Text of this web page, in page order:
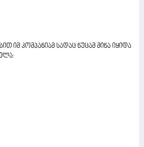
იმ კომპანიამ სადაც ნუცამ მინა იყიდა